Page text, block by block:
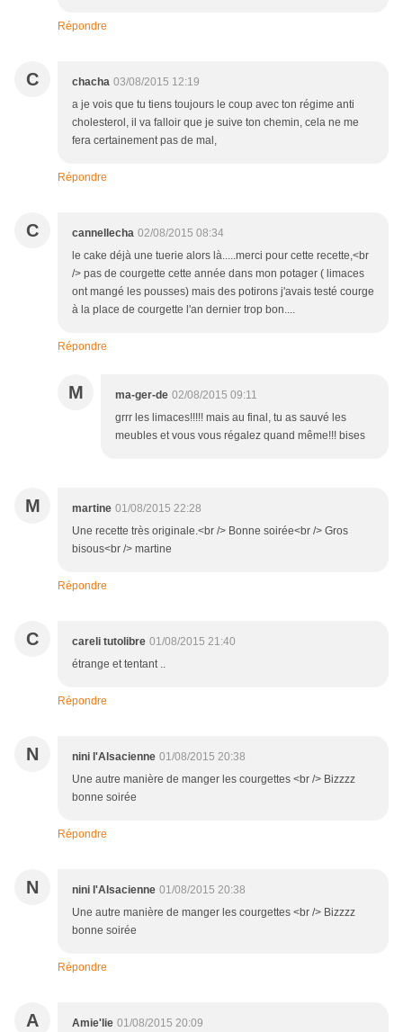
Répondre
C chacha 03/08/2015 12:19
a je vois que tu tiens toujours le coup avec ton régime anti
cholesterol, il va falloir que je suive ton chemin, cela ne me
fera certainement pas de mal,
Répondre
C cannellecha 02/08/2015 08:34
le cake déjà une tuerie alors là.....merci pour cette recette,<br
/> pas de courgette cette année dans mon potager ( limaces
ont mangé les pousses) mais des potirons j'avais testé courge
à la place de courgette l'an dernier trop bon....
Répondre
M ma-ger-de 02/08/2015 09:11
grrr les limaces!!!!! mais au final, tu as sauvé les
meubles et vous vous régalez quand même!!! bises
M martine 01/08/2015 22:28
Une recette très originale.<br /> Bonne soirée<br /> Gros
bisous<br /> martine
Répondre
C careli tutolibre 01/08/2015 21:40
étrange et tentant ..
Répondre
N nini l'Alsacienne 01/08/2015 20:38
Une autre manière de manger les courgettes <br /> Bizzzz
bonne soirée
Répondre
N nini l'Alsacienne 01/08/2015 20:38
Une autre manière de manger les courgettes <br /> Bizzzz
bonne soirée
Répondre
A Amie'lie 01/08/2015 20:09